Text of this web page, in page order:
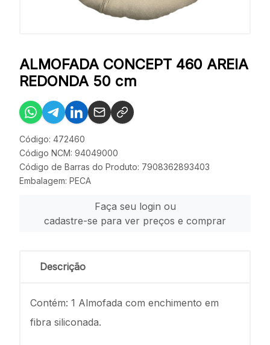
ALMOFADA CONCEPT 460 AREIA
REDONDA 50 cm
Código: 472460
Código NCM: 94049000
Código de Barras do Produto: 7908362893403
Embalagem: PECA
Faça seu login ou
cadastre-se para ver preços e comprar
Descrição
Contém: 1 Almofada com enchimento em
fibra siliconada.